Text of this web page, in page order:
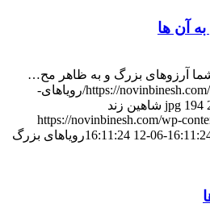
آن ها
شما آرزوهای بزرگ و به ظاهر مح…
https://novinbinesh.com/wp-content/uploads/2018/06/رویاهای-
194
شاهین زند
https://novinbinesh.com/wp-
رویاهای بزرگ